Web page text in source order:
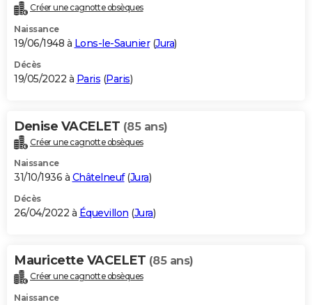
Créer une cagnotte obsèques
Naissance
19/06/1948 à Lons-le-Saunier(Jura)
Décès
19/05/2022 à Paris (Paris)
Denise VACELET (85 ans)
Créer une cagnotte obsèques
Naissance
31/10/1936 à Châtelneuf(Jura)
Décès
26/04/2022 à Équevillon (Jura)
Mauricette VACELET (85 ans)
Créer une cagnotte obsèques
Naissance